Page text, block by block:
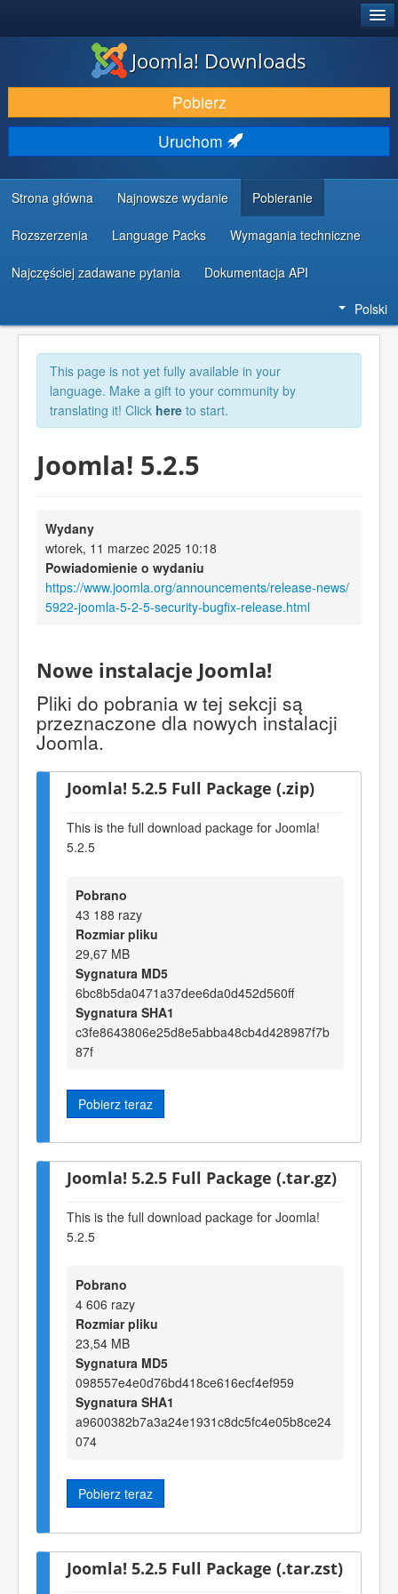
DODATKI I ROZSZERZENIA
ODKRYJ & POZNAJ
SPOŁECZNOŚĆ & WSPARCIE
ZASOBY DLA PROGRAMISTÓW
Joomla! Downloads
Pobierz
Uruchom
Strona główna Najnowsze wydanie Pobieranie
Rozszerzenia Language Packs Wymagania techniczne
Najczęściej zadawane pytania Dokumentacja API
Polski
This page is not yet fully available in your
language. Make a gift to your community by
translating it! Click here to start.
Joomla! 5.2.5
Wydany
wtorek, 11 marzec 2025 10:18
Powiadomienie o wydaniu
https://www.joomla.org/announcements/release-news/
5922-joomla-5-2-5-security-bugfix-release.html
Nowe instalacje Joomla!
Pliki do pobrania w tej sekcji są
przeznaczone dla nowych instalacji
Joomla.
Joomla! 5.2.5 Full Package (.zip)
This is the full download package for Joomla!
5.2.5
Pobrano
43 188 razy
Rozmiar pliku
29,67 MB
Sygnatura MD5
6bc8b5da0471a37dee6da0d452d560ff
Sygnatura SHA1
c3fe8643806e25d8e5abba48cb4d428987f7b
87f
Pobierz teraz
Joomla! 5.2.5 Full Package (.tar.gz)
This is the full download package for Joomla!
5.2.5
Pobrano
4 606 razy
Rozmiar pliku
23,54 MB
Sygnatura MD5
098557e4e0d76bd418ce616ecf4ef959
Sygnatura SHA1
a9600382b7a3a24e1931c8dc5fc4e05b8ce24
074
Pobierz teraz
Joomla! 5.2.5 Full Package (.tar.zst)